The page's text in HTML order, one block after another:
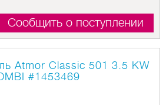
Сообщить о поступлении
Atmor Classic 501 3.5 KW
#1453469